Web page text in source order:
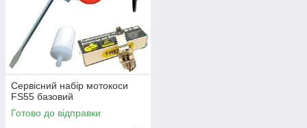
Сервісний набір мотокоси
FS55 базовий
Готово до відправки